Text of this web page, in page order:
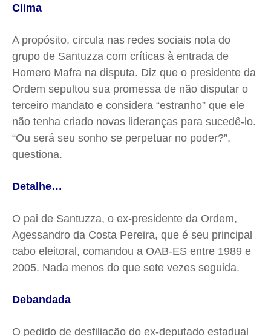
Clima
A propósito, circula nas redes sociais nota do
grupo de Santuzza com críticas à entrada de
Homero Mafra na disputa. Diz que o presidente da
Ordem sepultou sua promessa de não disputar o
terceiro mandato e considera “estranho” que ele
não tenha criado novas lideranças para sucedê-lo.
“Ou será seu sonho se perpetuar no poder?”,
questiona.
Detalhe…
O pai de Santuzza, o ex-presidente da Ordem,
Agessandro da Costa Pereira, que é seu principal
cabo eleitoral, comandou a OAB-ES entre 1989 e
2005. Nada menos do que sete vezes seguida.
Debandada
O pedido de desfiliação do ex-deputado estadual